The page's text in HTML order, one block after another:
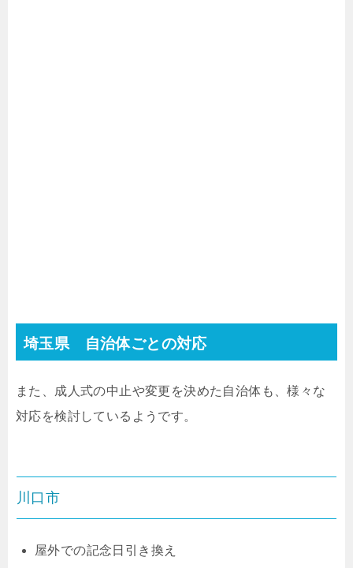
埼玉県 自治体ごとの対応
また、成人式の中止や変更を決めた自治体も、様々な
対応を検討しているようです。
川口市
屋外での記念日引き換え